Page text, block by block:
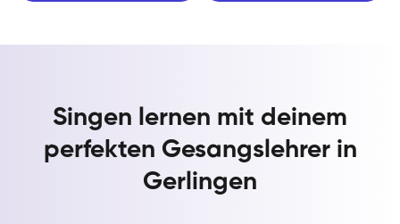
Singen lernen mit deinem
perfekten Gesangslehrer in
Gerlingen